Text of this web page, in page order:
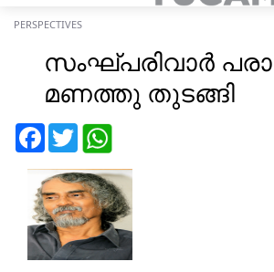
PERSPECTIVES
സംഘ്പരിവാർ
മണത്തു തുടങ്ങി
FacebookTwitter